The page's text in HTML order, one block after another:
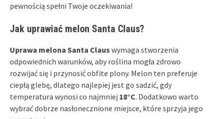
pewnością spełni Twoje oczekiwania!
Jak uprawiać melon Santa Claus?
Uprawa melona Santa Claus wymaga stworzenia
odpowiednich warunków, aby roślina mogła zdrowo
rozwijać się i przynosić obfite plony. Melon ten preferuje
ciepłą glebę, dlatego najlepiej jest go sadzić, gdy
temperatura wynosi co najmniej 18°C. Dodatkowo warto
wybrać dobrze nasłonecznione miejsce, które sprzyja jego